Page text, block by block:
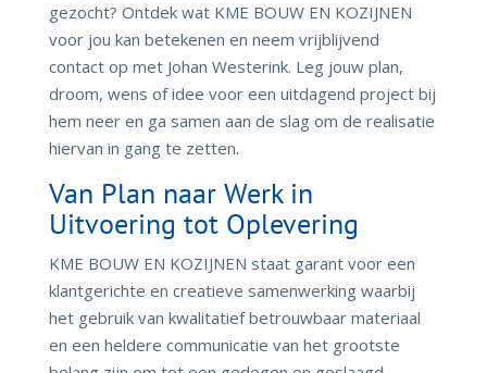
gezocht? Ontdek wat KME BOUW EN KOZIJNEN
voor jou kan betekenen en neem vrijblijvend
contact op met Johan Westerink. Leg jouw plan,
droom, wens of idee voor een uitdagend project bij
hem neer en ga samen aan de slag om de realisatie
hiervan in gang te zetten.
Van Plan naar Werk in
Uitvoering tot Oplevering
KME BOUW EN KOZIJNEN staat garant voor een
klantgerichte en creatieve samenwerking waarbij
het gebruik van kwalitatief betrouwbaar materiaal
en een heldere communicatie van het grootste